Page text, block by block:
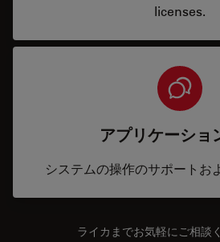
licenses.
アプリケーショ
システムの操作のサポートお
ライカまでお気軽にご相談